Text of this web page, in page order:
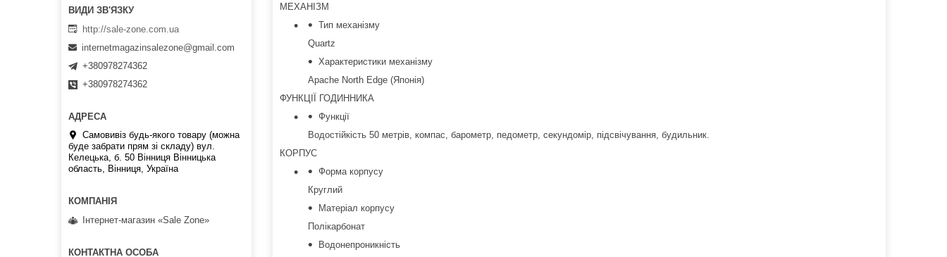
МЕХАНІЗМ
Тип механізму
Quartz
Характеристики механізму
Apache North Edge (Японія)
ФУНКЦІЇ ГОДИННИКА
Функції
Водостійкість 50 метрів, компас, барометр, педометр, секундомір, підсвічування, будильник.
КОРПУС
Форма корпусу
Круглий
Матеріал корпусу
Полікарбонат
Водонепроникність
http://sale-zone.com.ua
internetmagazinsalezone@gmail.com
+380978274362
+380978274362
Самовивіз будь-якого товару (можна
буде забрати прям зі складу) вул.
Келецька, б. 50 Вінниця Вінницька
область, Вінниця, Україна
Інтернет-магазин «Sale Zone»